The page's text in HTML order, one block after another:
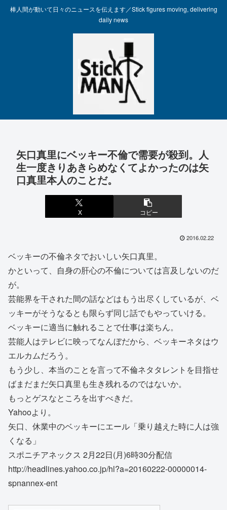
棒人間が動いて日々のニュースを伝えます／Stick figures moving, delivering
daily news
矢口真里にベッキー不倫で需要が殺到。人
生一度きりあきらめなくてよかったのは矢
口真里本人のことだ。
X コピー
2016.02.22
ベッキーの不倫ネタでおいしい矢口真里。
かといって、自身の肝心の不倫については言及しないのだ
が。
芸能界を干された間の話などはもう出尽くしているが、ベ
ッキーがそうなるとも限らず同じ話でもやっていける。
ベッキーに適当に触れることで仕事は楽ちん。
芸能人はテレビに映ってなんぼだから、ベッキーネタはウ
エルカムだろう。
もう少し、本当のことを言って不倫ネタタレントを目指せ
ばまだまだ矢口真里も生き残れるのではないか。
もっとゲスなところを出すべきだ。
Yahooより。
矢口、休業中のベッキーにエール「乗り越えた時に人は強
くなる」
スポニチアネックス 2月22日(月)6時30分配信
http://headlines.yahoo.co.jp/hl?a=20160222-00000014-
spnannex-ent